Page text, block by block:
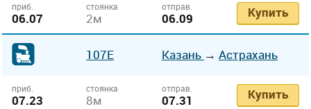
приб.
06.07
стоянка
2м
отправ.
06.09 Купить
107Е Казань → Астрахань
приб.
07.23
стоянка
8м
отправ.
07.31 Купить